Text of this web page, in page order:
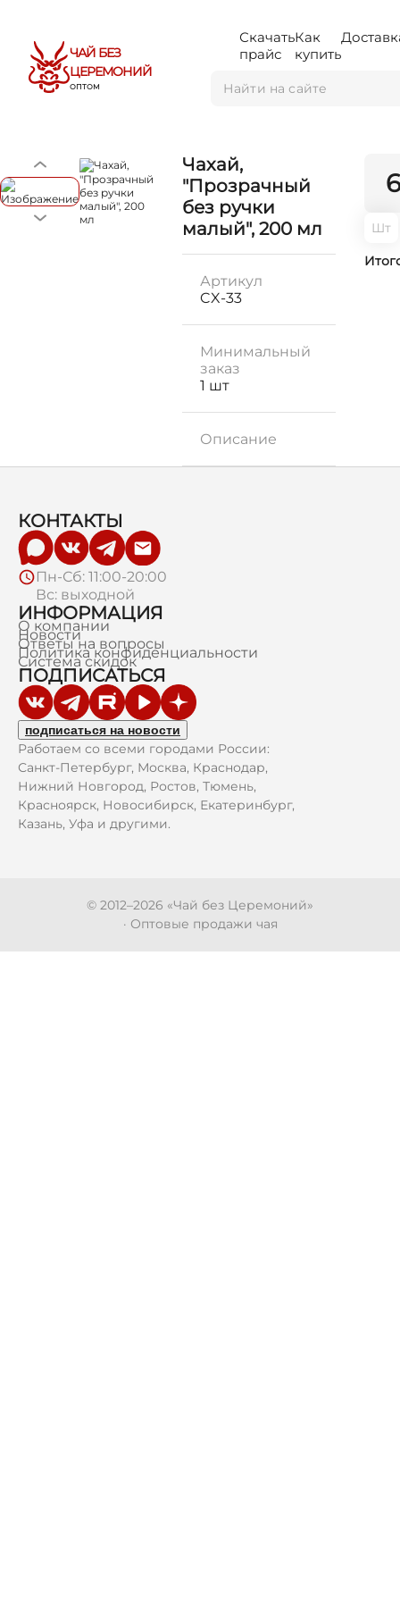
ЧАЙ БЕЗ
ЦЕРЕМОНИЙ
ОПТОМ
Скачать
прайс
Как
купить
Чахай,
"Прозрачный
без ручки
малый", 200 мл
Артикул
CX-33
Минимальный
заказ
1 шт
Описание
Шт
КОНТАКТЫ
Пн-Сб: 11:00-20:00
Вс: выходной
ИНФОРМАЦИЯ
О компании
Новости
Ответы на вопросы
Политика конфиденциальности
Система скидок
ПОДПИСАТЬСЯ
подписаться на новости
Работаем со всеми городами России:
Санкт-Петербург, Москва, Краснодар,
Нижний Новгород, Ростов, Тюмень,
Красноярск, Новосибирск, Екатеринбург,
Казань, Уфа и другими.
© 2012–2026 «Чай без Церемоний»
· Оптовые продажи чая